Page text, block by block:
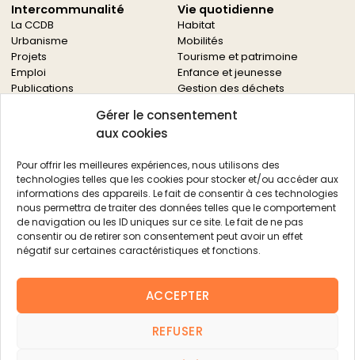
Gérer le consentement
aux cookies
Pour offrir les meilleures expériences, nous utilisons des
technologies telles que les cookies pour stocker et/ou accéder aux
informations des appareils. Le fait de consentir à ces technologies
nous permettra de traiter des données telles que le comportement
de navigation ou les ID uniques sur ce site. Le fait de ne pas
consentir ou de retirer son consentement peut avoir un effet
négatif sur certaines caractéristiques et fonctions.
ACCEPTER
REFUSER
Intercommunalité
La CCDB
Urbanisme
Projets
Emploi
Publications
Vie quotidienne
Habitat
Mobilités
Tourisme et patrimoine
Enfance et jeunesse
Gestion des déchets
Culture
Autres services
Économie locale
Agriculture
Filière bois
Environnement
Aides aux entreprises
Aides aux associations
Actualités
FAQ